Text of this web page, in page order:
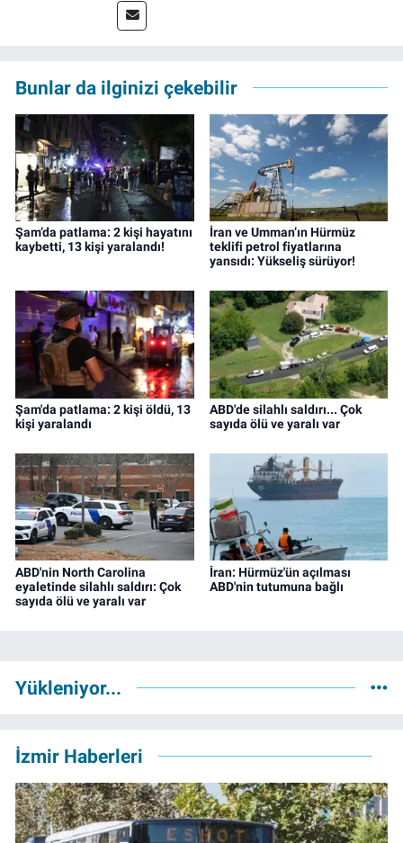
Meslek hayatına 2023'te İzmir'de başlayan
gazeteci, halen izgazete.net’te editör olarak
Bunlar da ilginizi çekebilir
Şam’da patlama: 2 kişi hayatını
kaybetti, 13 kişi yaralandı!
İran ve Umman’ın Hürmüz
teklifi petrol fiyatlarına
yansıdı: Yükseliş sürüyor!
Şam'da patlama: 2 kişi öldü, 13
kişi yaralandı
ABD'de silahlı saldırı... Çok
sayıda ölü ve yaralı var
ABD'nin North Carolina
eyaletinde silahlı saldırı: Çok
sayıda ölü ve yaralı var
İran: Hürmüz'ün açılması
ABD'nin tutumuna bağlı
Yükleniyor...
İzmir Haberleri